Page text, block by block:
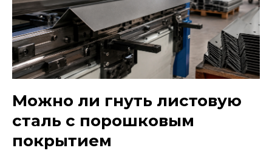
Можно ли гнуть листовую
сталь с порошковым
покрытием